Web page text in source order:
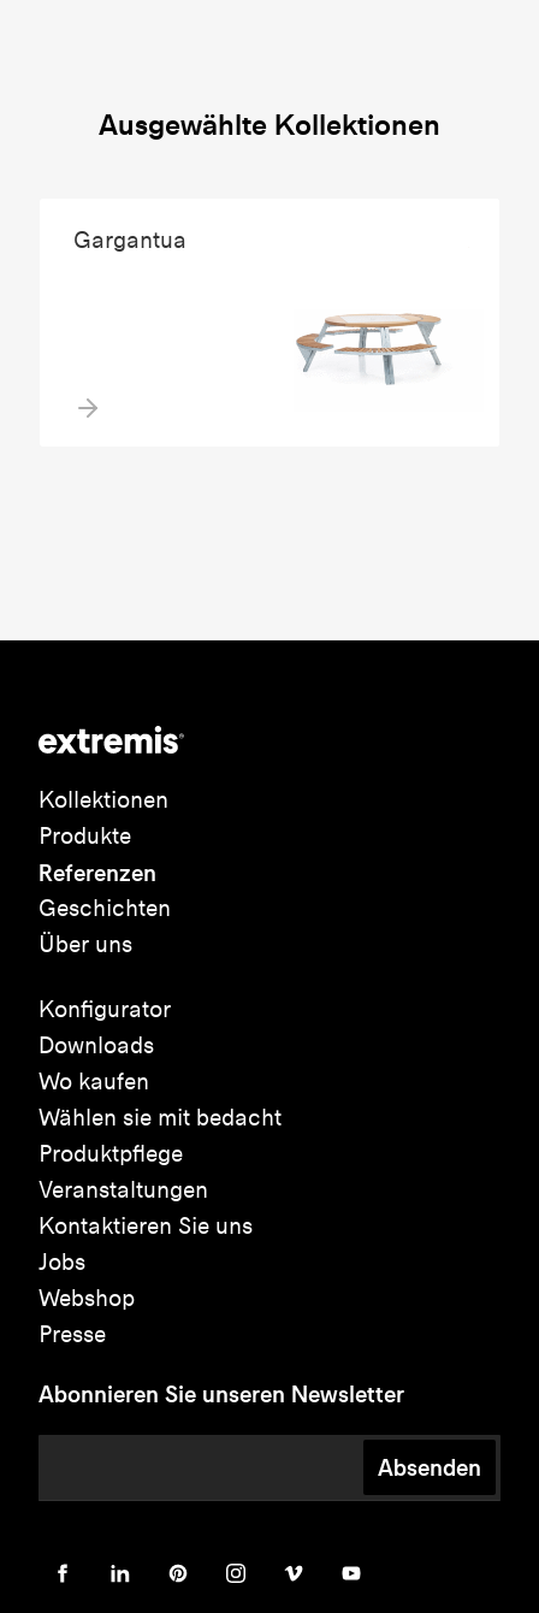
Ausgewählte Kollektionen
Gargantua
Kollektionen
Produkte
Referenzen
Geschichten
Über uns
Konfigurator
Downloads
Wo kaufen
Wählen sie mit bedacht
Produktpflege
Veranstaltungen
Kontaktieren Sie uns
Jobs
Webshop
Presse
Abonnieren Sie unseren Newsletter
Absenden